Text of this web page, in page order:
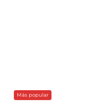
Más popular